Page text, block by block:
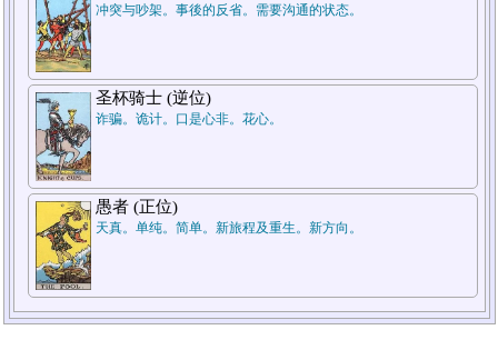
1.过去 2.现在
冲突与吵架。事後的反省。需要沟通的状态。
圣杯骑士 (逆位)
诈骗。诡计。口是心非。花心。
愚者 (正位)
天真。单纯。简单。新旅程及重生。新方向。